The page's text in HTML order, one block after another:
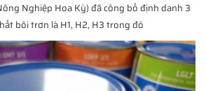
Nghiệp Hoa Kỳ) đã công bố định danh 3
bôi trơn là H1, H2, H3 trong đó